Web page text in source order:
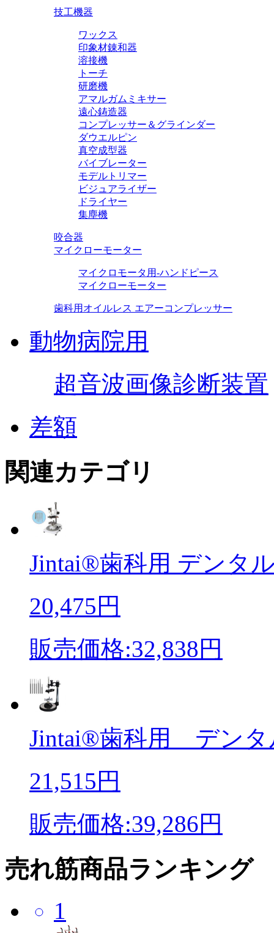
技工機器
ワックス
印象材錬和器
溶接機
トーチ
研磨機
アマルガムミキサー
遠心鋳造器
コンプレッサー＆グラインダー
ダウエルピン
真空成型器
バイブレーター
モデルトリマー
ビジュアライザー
ドライヤー
集塵機
咬合器
マイクローモーター
マイクロモータ用-ハンドピース
マイクローモーター
歯科用オイルレス エアーコンプレッサー
動物病院用
超音波画像診断装置
差額
関連カテゴリ
Jintai®歯科用 デンタ
20,475円
販売価格:32,838円
Jintai®歯科用 デン
21,515円
販売価格:39,286円
売れ筋商品ランキング
1